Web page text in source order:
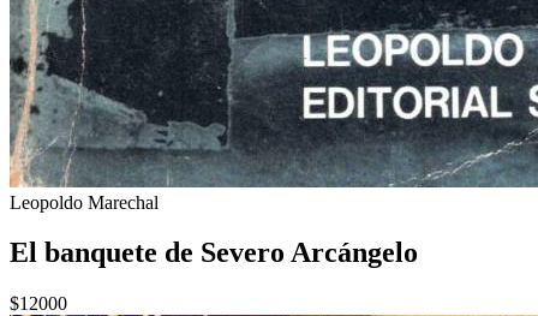
Leopoldo Marechal
El banquete de Severo Arcángelo
$12000